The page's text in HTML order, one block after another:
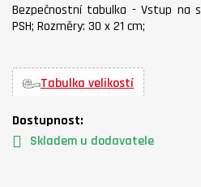
Bezpečnostní tabulka - Vstup na
PSH; Rozměry: 30 x 21 cm;
Tabulka velikostí
Dostupnost:
Skladem u dodavatele